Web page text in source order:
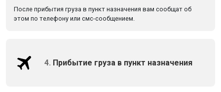
После прибытия груза в пункт назначения вам сообщат об
этом по телефону или смс-сообщением.
4. Прибытие груза в пункт назначения